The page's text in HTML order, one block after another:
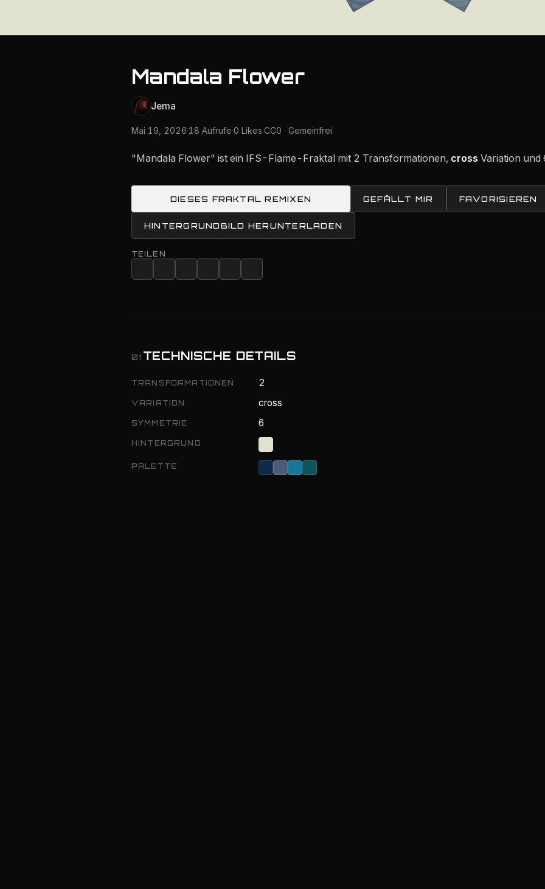
Mandala Flower
Jema
Mai 19, 2026·18 Aufrufe·0 Likes·CC0 · Gemeinfrei
"Mandala Flower" ist ein IFS-Flame-Fraktal mit 2 Transformationen, cross Variation
DIESES FRAKTAL REMIXEN GEFÄLLT MIR FAVORISIEREN
HINTERGRUNDBILD HERUNTERLADEN
TEILEN
01 TECHNISCHE DETAILS
TRANSFORMATIONEN 2
VARIATION cross
SYMMETRIE 6
HINTERGRUND
PALETTE